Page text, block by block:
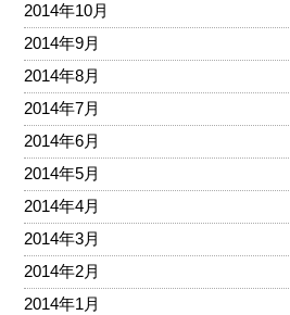
2014年10月
2014年9月
2014年8月
2014年7月
2014年6月
2014年5月
2014年4月
2014年3月
2014年2月
2014年1月